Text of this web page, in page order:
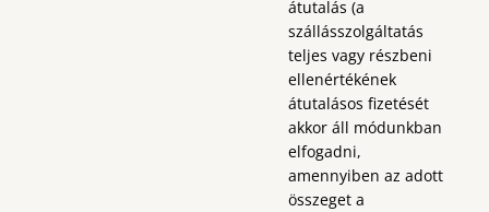
átutalás (a
szállásszolgáltatás
teljes vagy részbeni
ellenértékének
átutalásos fizetését
akkor áll módunkban
elfogadni,
amennyiben az adott
összeget a